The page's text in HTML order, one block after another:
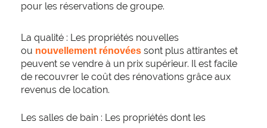
pour les réservations de groupe.
La qualité : Les propriétés nouvelles
ou nouvellement rénovées sont plus attirantes et
peuvent se vendre à un prix supérieur. Il est facile
de recouvrer le coût des rénovations grâce aux
revenus de location.
Les salles de bain : Les propriétés dont les